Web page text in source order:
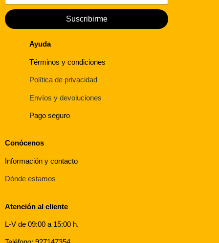
Suscribirme
Ayuda
Términos y condiciones
Política de privacidad
Envíos y devoluciones
Pago seguro
Conócenos
Información y contacto
Dónde estamos
Atención al cliente
L-V de 09:00 a 15:00 h.